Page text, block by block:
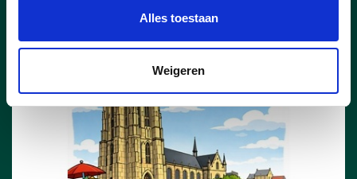
Alles toestaan
Weigeren
Nieuws